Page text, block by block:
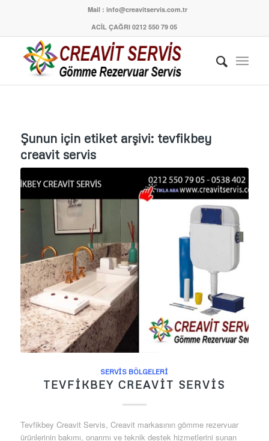
Mail : info@creavitservis.com.tr
ACİL ÇAĞRI 0212 550 79 05
Şunun için etiket arşivi: tevfikbey
creavit servis
SERVIS BÖLGELERI
TEVFIKBEY CREAVIT SERVIS
Tevfikbey Creavit Servis, Creavit markasının gömme rezervuar
ürünlerinin bakımı, onarımı ve teknik destek hizmetlerini sunan